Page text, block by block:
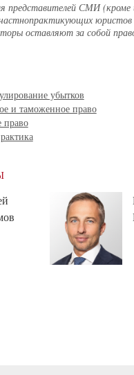
представителей СМИ
оставляют за собой
убытков
и таможенное право
право